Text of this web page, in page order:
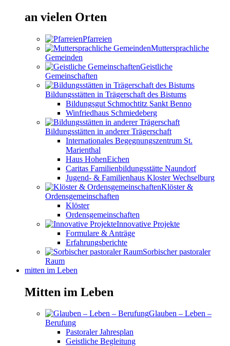
an vielen Orten
Pfarreien
Muttersprachliche
Gemeinden
Geistliche
Gemeinschaften
Bildungsstätten in Trägerschaft des Bistums
Bildungsgut Schmochtitz Sankt Benno
Winfriedhaus Schmiedeberg
Bildungsstätten in anderer Trägerschaft
Internationales Begegnungszentrum St.
Marienthal
Haus HohenEichen
Caritas Familienbildungsstätte Naundorf
Jugend- & Familienhaus Kloster Wechselburg
Klöster &
Ordensgemeinschaften
Klöster
Ordensgemeinschaften
Innovative Projekte
Formulare & Anträge
Erfahrungsberichte
Sorbischer pastoraler
Raum
mitten im Leben
Mitten im Leben
Glauben – Leben –
Berufung
Pastoraler Jahresplan
Geistliche Begleitung